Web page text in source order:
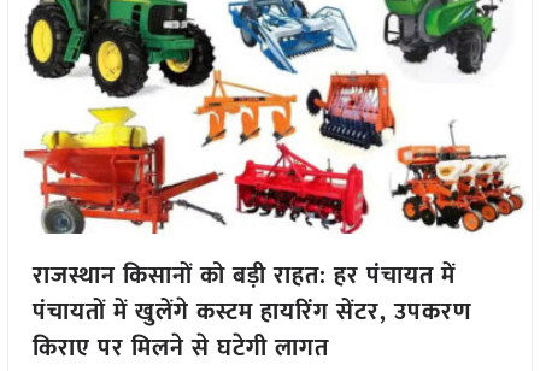
राजस्थान किसानों को बड़ी राहत: हर पंचायत में
पंचायतों में खुलेंगे कस्टम हायरिंग सेंटर, उपकरण
किराए पर मिलने से घटेगी लागत